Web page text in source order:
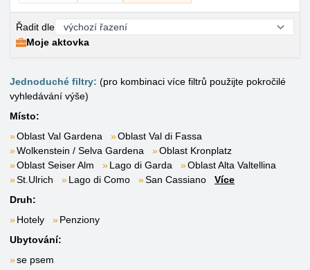
Řadit dle
Moje aktovka
Jednoduché filtry: (pro kombinaci více filtrů použijte pokročilé
vyhledávání výše)
Místo:
Oblast Val Gardena
Oblast Val di Fassa
Wolkenstein / Selva Gardena
Oblast Kronplatz
Oblast Seiser Alm
Lago di Garda
Oblast Alta Valtellina
St.Ulrich
Lago di Como San Cassiano
Více
Druh:
Hotely
Penziony
Ubytování:
se psem